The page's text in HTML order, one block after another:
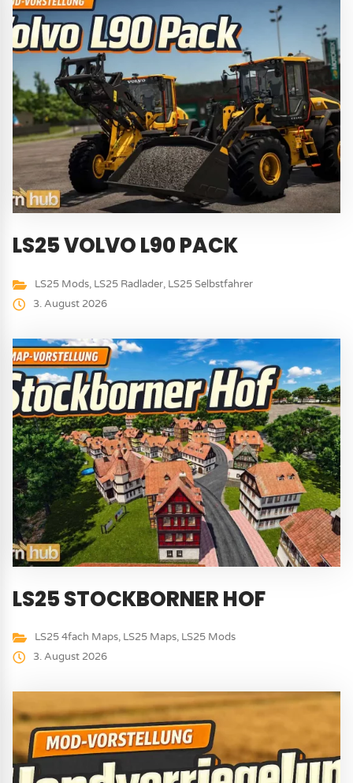
LS25 VOLVO L90 PACK
LS25 Mods, LS25 Radlader, LS25 Selbstfahrer
3. August 2026
LS25 STOCKBORNER HOF
LS25 4fach Maps, LS25 Maps, LS25 Mods
3. August 2026